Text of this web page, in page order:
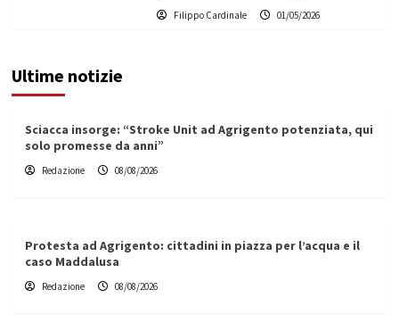
Filippo Cardinale 01/05/2026
Ultime notizie
Sciacca insorge: “Stroke Unit ad Agrigento potenziata, qui
solo promesse da anni”
Redazione 08/08/2026
Protesta ad Agrigento: cittadini in piazza per l’acqua e il
caso Maddalusa
Redazione 08/08/2026